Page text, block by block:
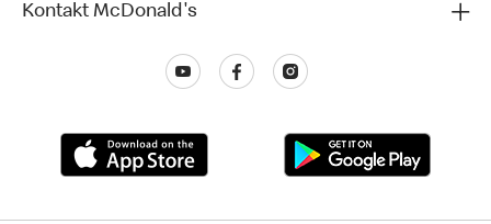
Kontakt McDonald's